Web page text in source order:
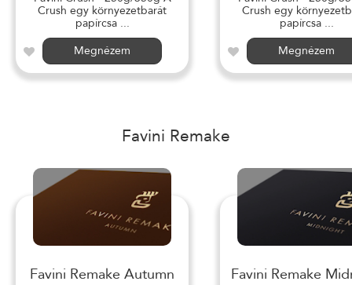
Crush egy környezetbarát
papírcsa ...
Megnézem
Crush egy
papírcsa ...
Megnézem
Favini Remake
Favini Remake Autumn Favini Remake